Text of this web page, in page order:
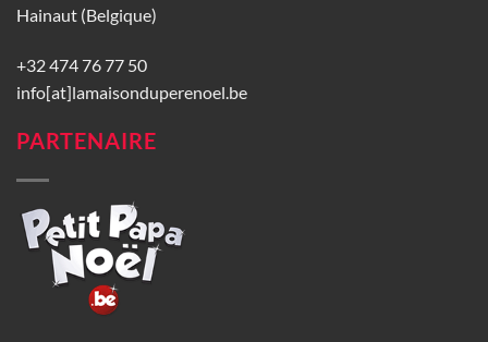
Hainaut (Belgique)
+32 474 76 77 50
info[at]lamaisonduperenoel.be
PARTENAIRE